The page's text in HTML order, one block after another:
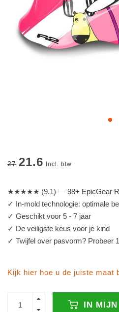
27 21.6 Incl. btw
★★★★★ (9.1) — 98+ EpicGear
✓ In-mold technologie: optimale
✓ Geschikt voor 5 - 7 jaar
✓ De veiligste keus voor je kind
✓ Twijfel over pasvorm? Probeer
Kijk hier hoe u de juiste maat
IN